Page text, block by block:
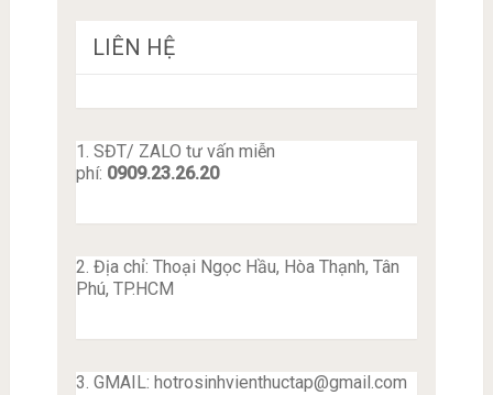
LIÊN HỆ
1. SĐT/ ZALO tư vấn miễn
phí: 0909.23.26.20
2. Địa chỉ: Thoại Ngọc Hầu, Hòa Thạnh, Tân
Phú, TP.HCM
3. GMAIL: hotrosinhvienthuctap@gmail.com